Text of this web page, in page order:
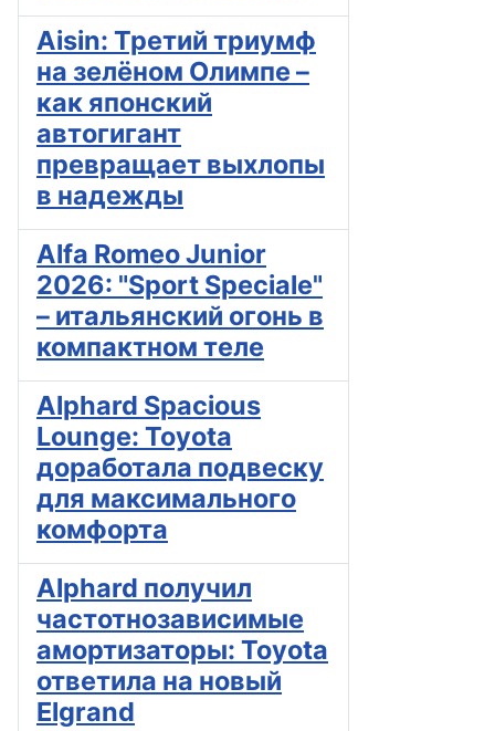
Aisin: Третий триумф
на зелёном Олимпе –
как японский
автогигант
превращает выхлопы
в надежды
Alfa Romeo Junior
2026: "Sport Speciale"
– итальянский огонь в
компактном теле
Alphard Spacious
Lounge: Toyota
доработала подвеску
для максимального
комфорта
Alphard получил
частотнозависимые
амортизаторы: Toyota
ответила на новый
Elgrand